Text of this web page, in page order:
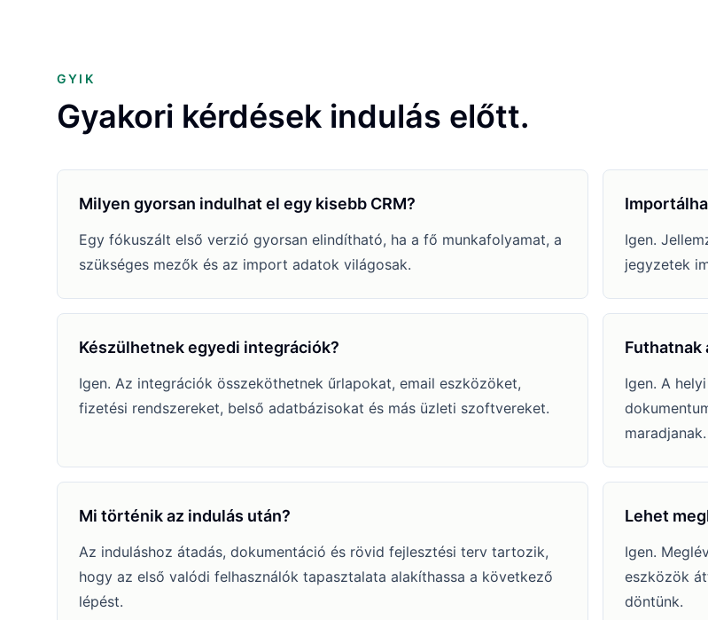
GYIK
Gyakori kérdések indulás előtt.
Milyen gyorsan indulhat el egy kisebb CRM?
Egy fókuszált első verzió gyorsan elindítható, ha a fő munkafolyamat, a
szükséges mezők és az import adatok világosak.
Igen.
jegyzetek
Készülhetnek egyedi integrációk?
Igen. Az integrációk összeköthetnek űrlapokat, email eszközöket,
fizetési rendszereket, belső adatbázisokat és más üzleti szoftvereket.
Futhatnak
Igen. A
maradjanak.
Mi történik az indulás után?
Az induláshoz átadás, dokumentáció és rövid fejlesztési terv tartozik,
hogy az első valódi felhasználók tapasztalata alakíthassa a következő
lépést.
Lehet
Igen.
eszközök
döntünk.